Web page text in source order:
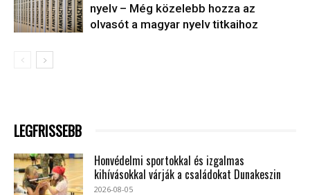
nyelv – Még közelebb hozza az
olvasót a magyar nyelv titkaihoz
LEGFRISSEBB
Honvédelmi sportokkal és izgalmas
kihívásokkal várják a családokat Dunakeszin
2026-08-05